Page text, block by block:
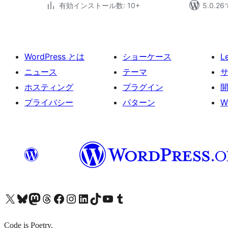
有効インストール数: 10+ 5.0.26
WordPress とは
ニュース
ホスティング
プライバシー
ショーケース
テーマ
プラグイン
パターン
X (旧 Twitter) アカウントへBluesky アカウントへMastodon アカウントへThreads アカウントへ Facebook ページへInstagram アカウントへ LinkedIn アカウントへTikTok アカウントへYouTube チャンネルへ Tumblr アカウントへ
Code is Poetry.